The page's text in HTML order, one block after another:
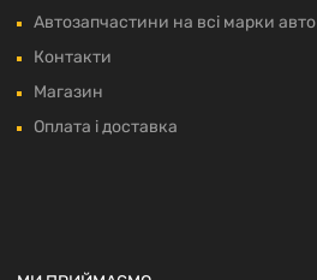
Автозапчастини на всі марки авто
Контакти
Магазин
Оплата і доставка